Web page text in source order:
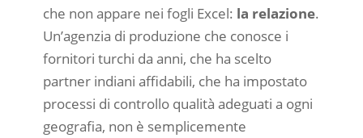
che non appare nei fogli Excel: la relazione.
Un’agenzia di produzione che conosce i
fornitori turchi da anni, che ha scelto
partner indiani affidabili, che ha impostato
processi di controllo qualità adeguati a ogni
geografia, non è semplicemente